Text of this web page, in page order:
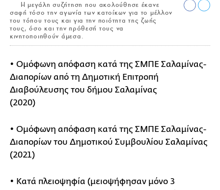
Η μεγάλη συζήτηση που ακολούθησε έκανε
σαφή τόσο την αγωνία των κατοίκων για το μέλλον
του τόπου τους και για την ποιότητα της ζωής
τους, όσο και την πρόθεσή τους να
κινητοποιηθούν άμεσα.
• Ομόφωνη απόφαση κατά της ΣΜΠΕ Σαλαμίνας-
Διαπορίων από τη Δημοτική Επιτροπή
Διαβούλευσης του δήμου Σαλαμίνας
(2020)
• Ομόφωνη απόφαση κατά της ΣΜΠΕ Σαλαμίνας-
Διαπορίων του Δημοτικού Συμβουλίου Σαλαμίνας
(2021)
• Κατά πλειοψηφία (μειοψήφησαν μόνο 3